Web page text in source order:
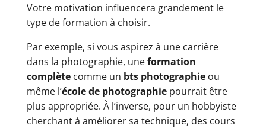
Votre motivation influencera grandement le
type de formation à choisir.
Par exemple, si vous aspirez à une carrière
dans la photographie, uneformation
complètecomme un bts photographieou
même l’école de photographiepourrait être
plus appropriée. À l’inverse, pour un hobbyiste
cherchant à améliorer sa technique, des cours